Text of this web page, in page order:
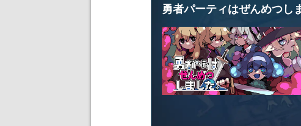
勇者パーティはぜんめつし